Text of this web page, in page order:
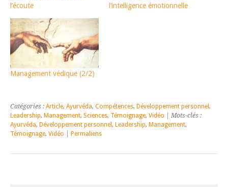
l’écoute
l’intelligence émotionnelle
Management védique (2/2)
Catégories : Article, Ayurvéda, Compétences, Développement personnel ,
Leadership, Management, Sciences, Témoignage, Vidéo | Mots-clés :
Ayurvéda, Développement personnel , Leadership, Management,
Témoignage, Vidéo Permaliens